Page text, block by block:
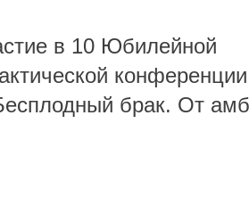
в 10 Юбилейной
брак. От